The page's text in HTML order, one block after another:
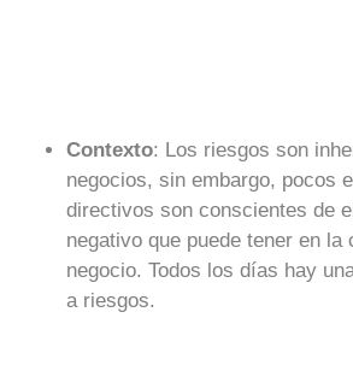
Contexto: Los riesgos son
negocios, sin embargo, pocos
directivos son conscientes de
negativo que puede tener en la
negocio. Todos los días hay
a riesgos.